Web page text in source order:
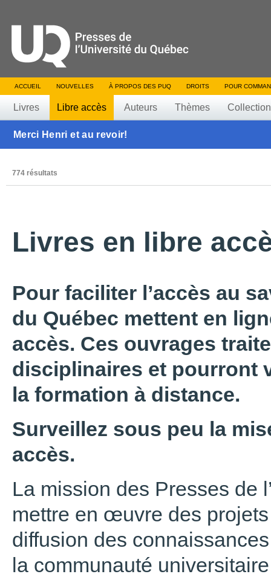
ACCUEIL NOUVELLES À PROPOS DES PUQ DROITS POUR
Livres Libre accès Auteurs Thèmes
Merci Henri et au revoir!
774 résultats
Livres en libre
Pour faciliter l’accès au
du Québec mettent en
accès. Ces ouvrages
disciplinaires et pourront
la formation à distance.
Surveillez sous peu la
accès.
La mission des Presses de
mettre en œuvre des
diffusion des
la communauté